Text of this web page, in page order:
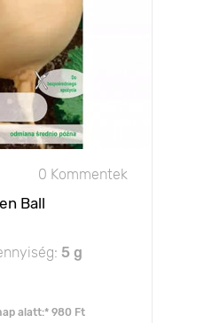
0 Kommentek
Ball
5 g
alatt:* 980 Ft